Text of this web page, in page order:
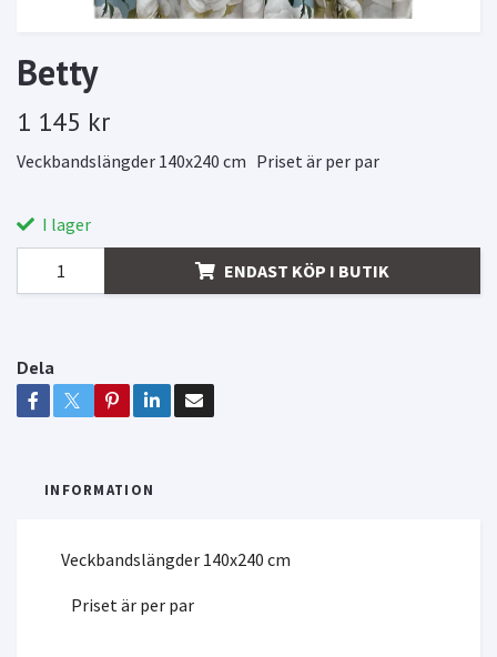
Betty
1 145 kr
Veckbandslängder 140x240 cm Priset är per par
I lager
ENDAST KÖP I BUTIK
Dela
INFORMATION
Veckbandslängder 140x240 cm
Priset är per par